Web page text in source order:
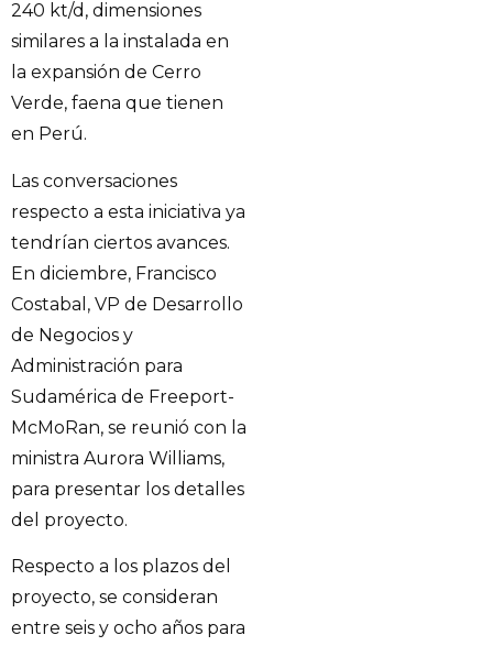
240 kt/d, dimensiones
similares a la instalada en
la expansión de Cerro
Verde, faena que tienen
en Perú.
Las conversaciones
respecto a esta iniciativa ya
tendrían ciertos avances.
En diciembre, Francisco
Costabal, VP de Desarrollo
de Negocios y
Administración para
Sudamérica de Freeport-
McMoRan, se reunió con la
ministra Aurora Williams,
para presentar los detalles
del proyecto.
Respecto a los plazos del
proyecto, se consideran
entre seis y ocho años para